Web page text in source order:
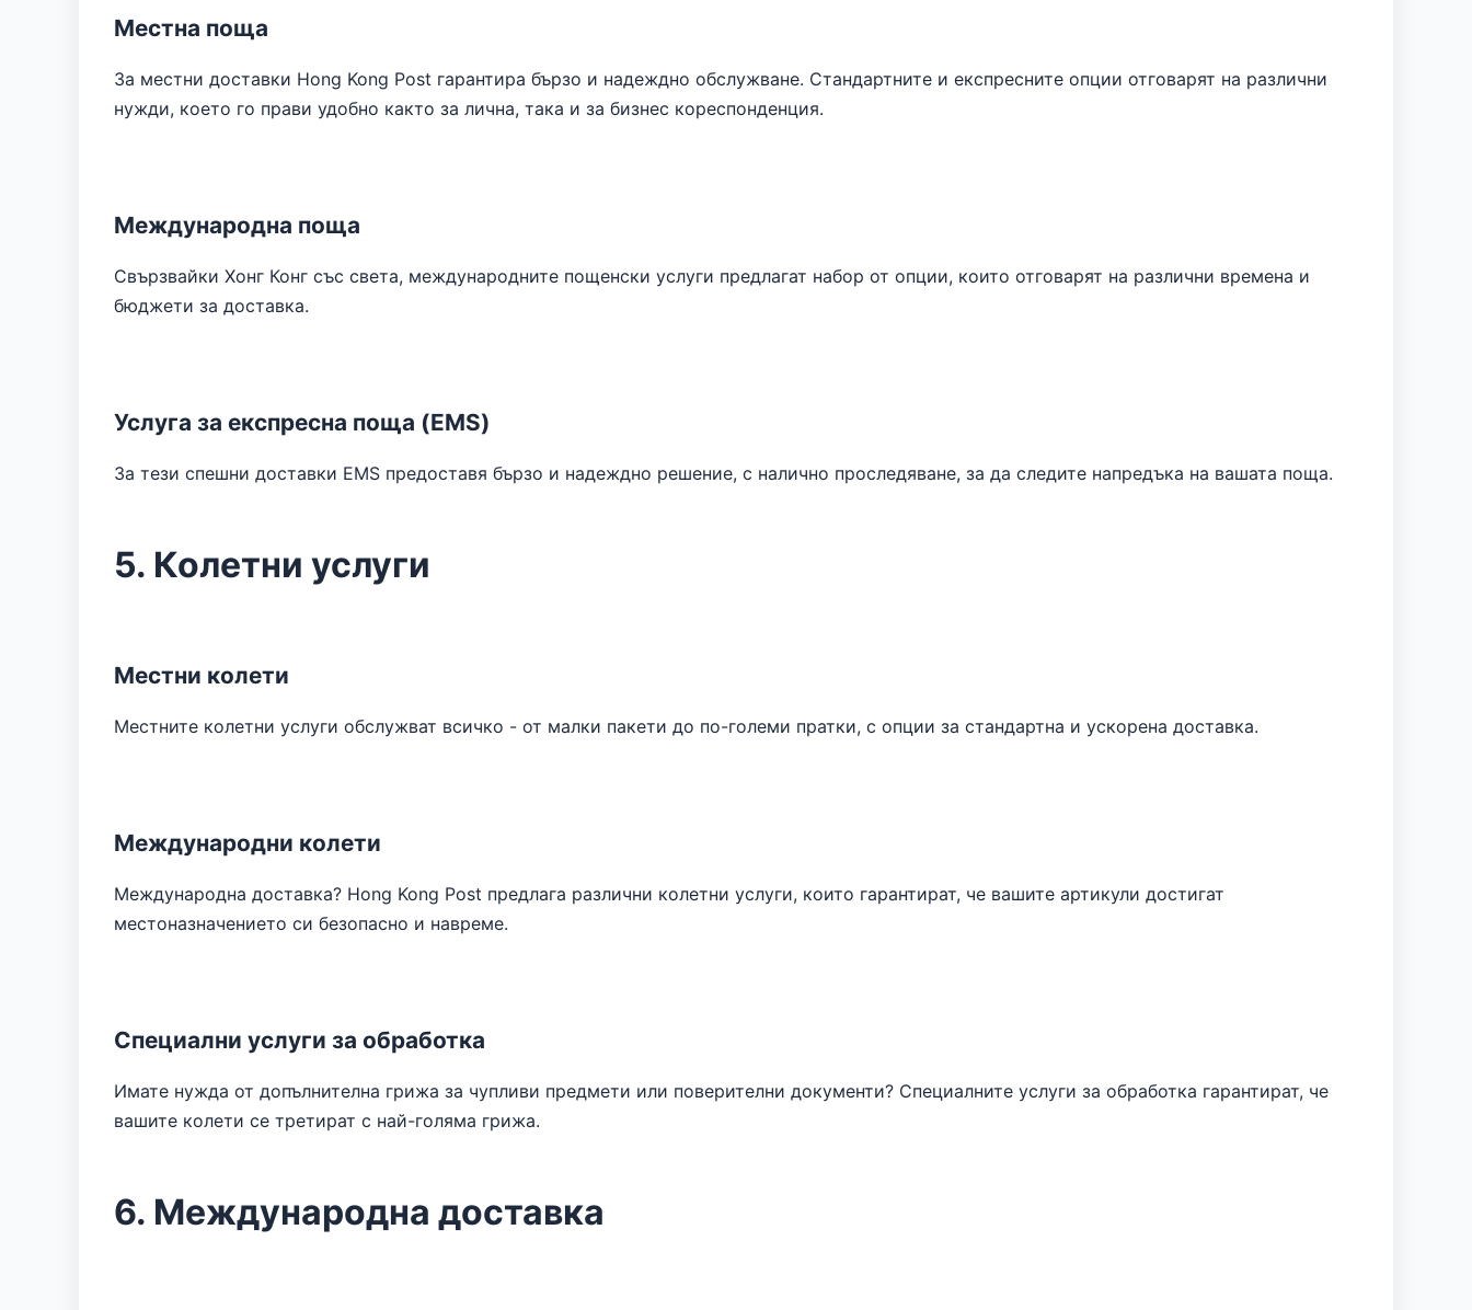
Местна поща
За местни доставки Hong Kong Post гарантира бързо и надеждно обслужване. Стандартните и експресните опции отговарят на различни
нужди, което го прави удобно както за лична, така и за бизнес кореспонденция.
Международна поща
Свързвайки Хонг Конг със света, международните пощенски услуги предлагат набор от опции, които отговарят на различни времена и
бюджети за доставка.
Услуга за експресна поща (EMS)
За тези спешни доставки EMS предоставя бързо и надеждно решение, с налично проследяване, за да следите напредъка на вашата поща.
5. Колетни услуги
Местни колети
Местните колетни услуги обслужват всичко - от малки пакети до по-големи пратки, с опции за стандартна и ускорена доставка.
Международни колети
Международна доставка? Hong Kong Post предлага различни колетни услуги, които гарантират, че вашите артикули достигат
местоназначението си безопасно и навреме.
Специални услуги за обработка
Имате нужда от допълнителна грижа за чупливи предмети или поверителни документи? Специалните услуги за обработка гарантират, че
вашите колети се третират с най-голяма грижа.
6. Международна доставка